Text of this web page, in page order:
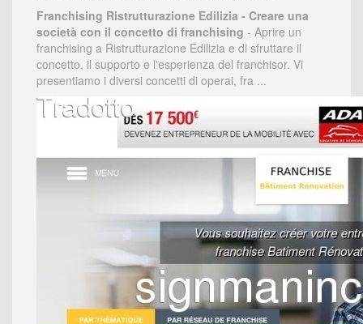
Franchising Ristrutturazione Edilizia - Creare una
società con il concetto di franchising - Aprire un
franchising a Ristrutturazione Edilizia e di sfruttare il
concetto, il supporto e l'esperienza del franchisor. Vi
presentiamo i diversi concetti di operai, fra ...